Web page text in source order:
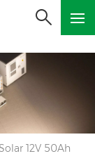
12V 50Ah